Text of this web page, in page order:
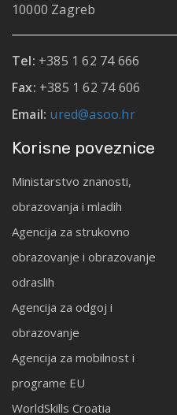
10000 Zagreb
Tel: +385 1 62 74 666
Fax: +385 1 62 74 606
Email: ured@asoo.hr
Korisne poveznice
Ministarstvo znanosti,
obrazovanja i mladih
Agencija za strukovno
obrazovanje i obrazovanje
odraslih
Agencija za odgoj i
obrazovanje
Agencija za mobilnost i
programe EU
WorldSkills Croatia